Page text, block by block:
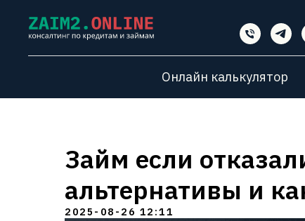
Онлайн калькулятор
Займ если
альтернативы и
2025-08-26 12:11